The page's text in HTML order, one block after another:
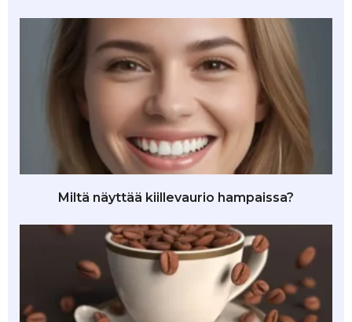
Miltä näyttää kiillevaurio hampaissa?